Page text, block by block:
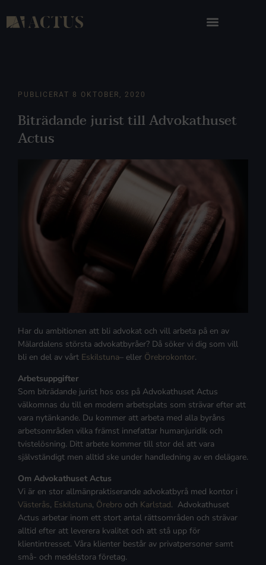
PUBLICERAT 8 OKTOBER, 2020
Biträdande jurist till Advokathuset
Actus
Har du ambitionen att bli advokat och vill arbeta på en av
Mälardalens största advokatbyråer? Då söker vi dig som vill
bli en del av vårt Eskilstuna– eller Örebrokontor.
Arbetsuppgifter
Som biträdande jurist hos oss på Advokathuset Actus
välkomnas du till en modern arbetsplats som strävar efter att
vara nytänkande. Du kommer att arbeta med alla byråns
arbetsområden vilka främst innefattar humanjuridik och
tvistelösning. Ditt arbete kommer till stor del att vara
självständigt men alltid ske under handledning av en delägare.
Om Advokathuset Actus
Vi är en stor allmänpraktiserande advokatbyrå med kontor i
Västerås, Eskilstuna, Örebro och Karlstad. Advokathuset
Actus arbetar inom ett stort antal rättsområden och strävar
alltid efter att leverera kvalitet och att stå upp för
klientintresset. Våra klienter består av privatpersoner samt
små- och medelstora företag.